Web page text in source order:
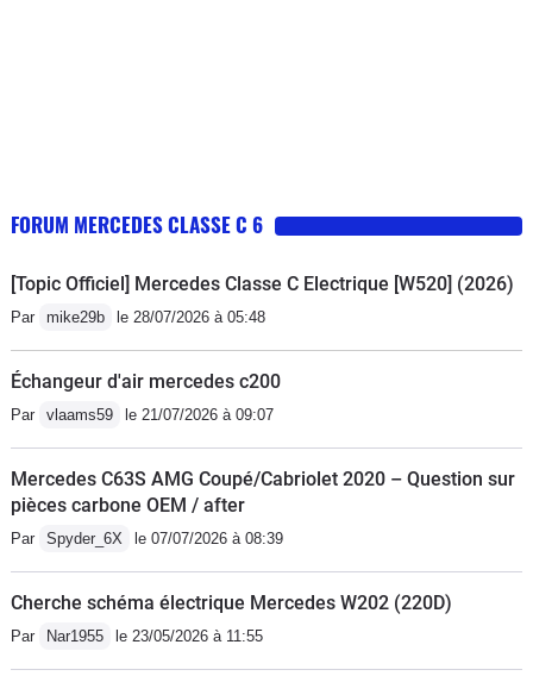
FORUM MERCEDES CLASSE C 6
[Topic Officiel] Mercedes Classe C Electrique [W520] (2026)
Par mike29b le 28/07/2026 à 05:48
Échangeur d'air mercedes c200
Par vlaams59 le 21/07/2026 à 09:07
Mercedes C63S AMG Coupé/Cabriolet 2020 – Question sur
pièces carbone OEM / after
Par Spyder_6X le 07/07/2026 à 08:39
Cherche schéma électrique Mercedes W202 (220D)
Par Nar1955 le 23/05/2026 à 11:55